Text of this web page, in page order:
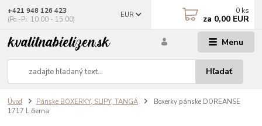
Menu
EUR
Hľadať
+421 948 126 423
(Po.-Pi. 10.00 - 15.00)
0 ks
za 0,00 EUR
Úvod Pánske BOXERKY, SLIPY, TANGÁ
Boxerky pánske DOREANSE
1717 L čierna